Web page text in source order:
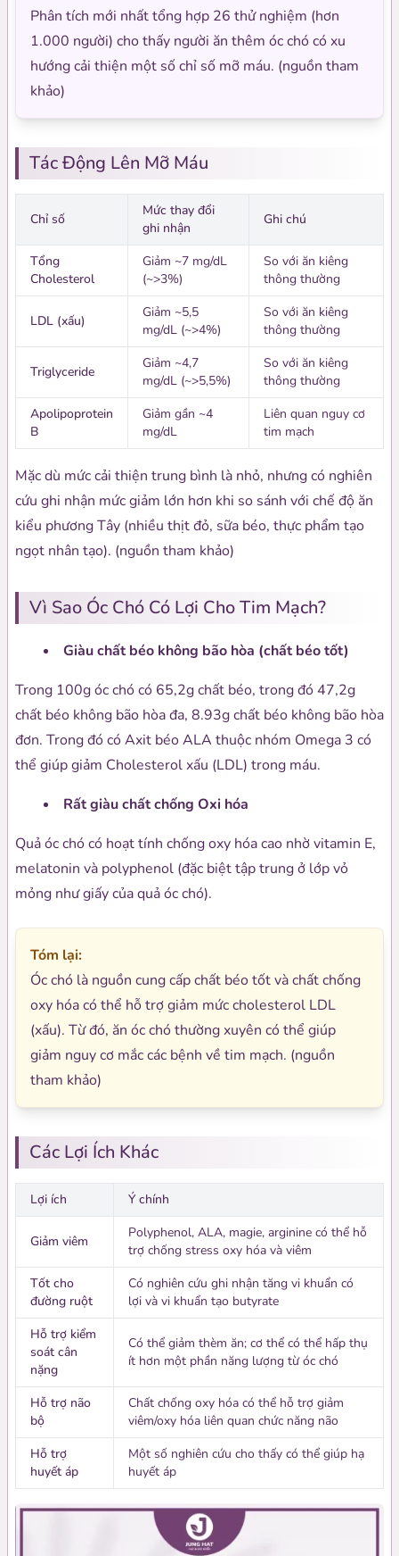
Phân tích mới nhất tổng hợp 26 thử nghiệm (hơn
1.000 người) cho thấy người ăn thêm óc chó có xu
hướng cải thiện một số chỉ số mỡ máu. (nguồn tham
khảo)
Tác Động Lên Mỡ Máu
Chỉ số
Mức thay đổi
ghi nhận
Ghi chú
Tổng
Cholesterol
Giảm ~7 mg/dL
(~>3%)
So với ăn kiêng
thông thường
LDL (xấu)
Giảm ~5,5
mg/dL (~>4%)
So với ăn kiêng
thông thường
Triglyceride
Giảm ~4,7
mg/dL (~>5,5%)
So với ăn kiêng
thông thường
Apolipoprotein
B
Giảm gần ~4
mg/dL
Liên quan nguy cơ
tim mạch
Mặc dù mức cải thiện trung bình là nhỏ, nhưng có nghiên
cứu ghi nhận mức giảm lớn hơn khi so sánh với chế độ ăn
kiểu phương Tây (nhiều thịt đỏ, sữa béo, thực phẩm tạo
ngọt nhân tạo). (nguồn tham khảo)
Vì Sao Óc Chó Có Lợi Cho Tim Mạch?
Giàu chất béo không bão hòa (chất béo tốt)
Trong 100g óc chó có 65,2g chất béo, trong đó 47,2g
chất béo không bão hòa đa, 8.93g chất béo không bão hòa
đơn. Trong đó có Axit béo ALA thuộc nhóm Omega 3 có
thể giúp giảm Cholesterol xấu (LDL) trong máu.
Rất giàu chất chống Oxi hóa
Quả óc chó có hoạt tính chống oxy hóa cao nhờ vitamin E,
melatonin và polyphenol (đặc biệt tập trung ở lớp vỏ
mỏng như giấy của quả óc chó).
Tóm lại:
Óc chó là nguồn cung cấp chất béo tốt và chất chống
oxy hóa có thể hỗ trợ giảm mức cholesterol LDL
(xấu). Từ đó, ăn óc chó thường xuyên có thể giúp
giảm nguy cơ mắc các bệnh về tim mạch. (nguồn
tham khảo)
Các Lợi Ích Khác
Lợi ích Ý chính
Giảm viêm
Polyphenol, ALA, magie, arginine có thể hỗ
trợ chống stress oxy hóa và viêm
Tốt cho
đường ruột
Có nghiên cứu ghi nhận tăng vi khuẩn có
lợi và vi khuẩn tạo butyrate
Hỗ trợ kiểm
soát cân
nặng
Có thể giảm thèm ăn; cơ thể có thể hấp thụ
ít hơn một phần năng lượng từ óc chó
Hỗ trợ não
bộ
Chất chống oxy hóa có thể hỗ trợ giảm
viêm/oxy hóa liên quan chức năng não
Hỗ trợ
huyết áp
Một số nghiên cứu cho thấy có thể giúp hạ
huyết áp